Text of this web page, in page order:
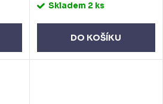
Skladem 2 ks
DO KOŠÍKU